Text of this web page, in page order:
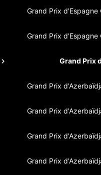
Grand Prix d'Espagne
Grand Prix d'Espagne
Grand Prix
Grand Prix
Grand Prix
Grand Prix
Grand Prix